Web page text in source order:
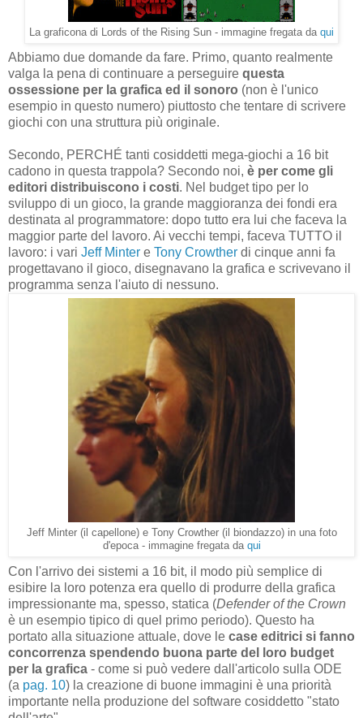
La graficona di Lords of the Rising Sun - immagine fregata da qui
Abbiamo due domande da fare. Primo, quanto realmente
valga la pena di continuare a perseguire questa
ossessione per la grafica ed il sonoro (non è l'unico
esempio in questo numero) piuttosto che tentare di scrivere
giochi con una struttura più originale.
Secondo, PERCHÉ tanti cosiddetti mega-giochi a 16 bit
cadono in questa trappola? Secondo noi, è per come gli
editori distribuiscono i costi. Nel budget tipo per lo
sviluppo di un gioco, la grande maggioranza dei fondi era
destinata al programmatore: dopo tutto era lui che faceva la
maggior parte del lavoro. Ai vecchi tempi, faceva TUTTO il
lavoro: i vari Jeff Minter e Tony Crowther di cinque anni fa
progettavano il gioco, disegnavano la grafica e scrivevano il
programma senza l'aiuto di nessuno.
Jeff Minter (il capellone) e Tony Crowther (il biondazzo) in una foto
d'epoca - immagine fregata da qui
Con l'arrivo dei sistemi a 16 bit, il modo più semplice di
esibire la loro potenza era quello di produrre della grafica
impressionante ma, spesso, statica (Defender of the Crown
è un esempio tipico di quel primo periodo). Questo ha
portato alla situazione attuale, dove le case editrici si fanno
concorrenza spendendo buona parte del loro budget
per la grafica - come si può vedere dall'articolo sulla ODE
(a pag. 10) la creazione di buone immagini è una priorità
importante nella produzione del software cosiddetto "stato